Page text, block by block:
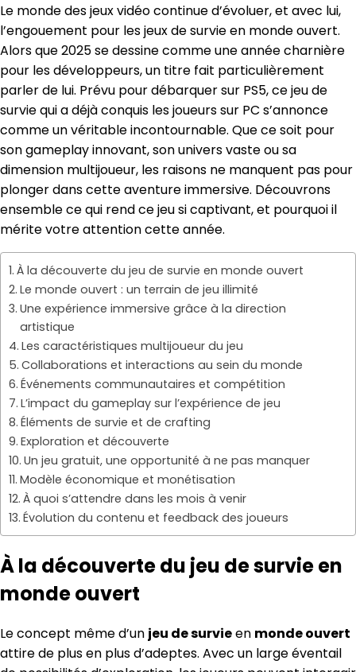
Le monde des jeux vidéo continue d’évoluer, et avec lui,
l’engouement pour les jeux de survie en monde ouvert.
Alors que 2025 se dessine comme une année charnière
pour les développeurs, un titre fait particulièrement
parler de lui. Prévu pour débarquer sur PS5, ce jeu de
survie qui a déjà conquis les joueurs sur PC s’annonce
comme un véritable incontournable. Que ce soit pour
son gameplay innovant, son univers vaste ou sa
dimension multijoueur, les raisons ne manquent pas pour
plonger dans cette aventure immersive. Découvrons
ensemble ce qui rend ce jeu si captivant, et pourquoi il
mérite votre attention cette année.
À la découverte du jeu de survie en monde ouvert
Le monde ouvert : un terrain de jeu illimité
Une expérience immersive grâce à la direction
artistique
Les caractéristiques multijoueur du jeu
Collaborations et interactions au sein du monde
Événements communautaires et compétition
L’impact du gameplay sur l’expérience de jeu
Éléments de survie et de crafting
Exploration et découverte
Un jeu gratuit, une opportunité à ne pas manquer
Modèle économique et monétisation
À quoi s’attendre dans les mois à venir
Évolution du contenu et feedback des joueurs
À la découverte du jeu de survie en
monde ouvert
Le concept même d’un jeu de survieen monde ouvert
attire de plus en plus d’adeptes. Avec un large éventail